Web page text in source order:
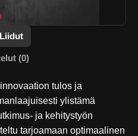
(0)
tulos ja
ylistämä
ja kehitystyön
tarjoamaan optimaalinen